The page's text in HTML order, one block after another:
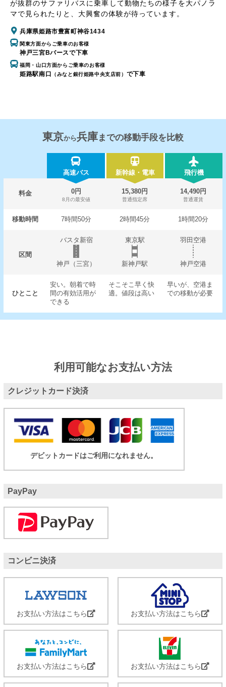
が抜群のサファリバスに乗車して動物たちの様子を大パノラ
マで見られたりと、大興奮の体験が待っています。
兵庫県姫路市豊富町神谷1434
関東方面からご乗車のお客様
神戸三宮Bバースで下車
福岡・山口方面からご乗車のお客様
姫路駅南口 （みなと銀行姫路中央支店前） で下車
東京から兵庫までの移動手段を比較
高速バス 新幹線・電車 飛行機
料金 0円
8月の最安値
15,380円
普通指定席
14,490円
普通運賃
移動時間 7時間50分 2時間45分 1時間20分
区間
バスタ新宿 東京駅 羽田空港
神戸（三宮） 新神戸駅 神戸空港
ひとこと
安い。朝着で時
間の有効活用が
できる
そこそこ早く快
適。値段は高い
早いが、空港ま
での移動が必要
利用可能なお支払い方法
クレジットカード決済
デビットカードはご利用になれません。
PayPay
コンビニ決済
お支払い方法はこちら お支払い方法はこちら
お支払い方法はこちら お支払い方法はこちら